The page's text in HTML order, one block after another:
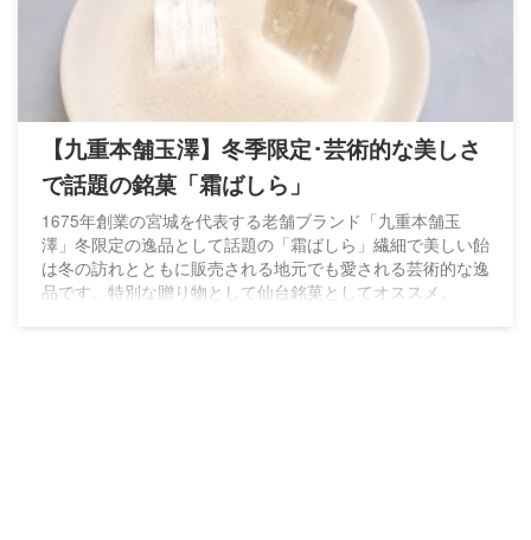
【九重本舗玉澤】冬季限定･芸術的な美しさ
で話題の銘菓「霜ばしら」
1675年創業の宮城を代表する老舗ブランド「九重本舗玉
澤」冬限定の逸品として話題の「霜ばしら」繊細で美しい飴
は冬の訪れとともに販売される地元でも愛される芸術的な逸
品です。特別な贈り物として仙台銘菓としてオススメ。